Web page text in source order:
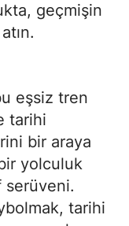
geçmişin
eşsiz tren
tarihi
bir araya
yolculuk
serüveni.
tarihi